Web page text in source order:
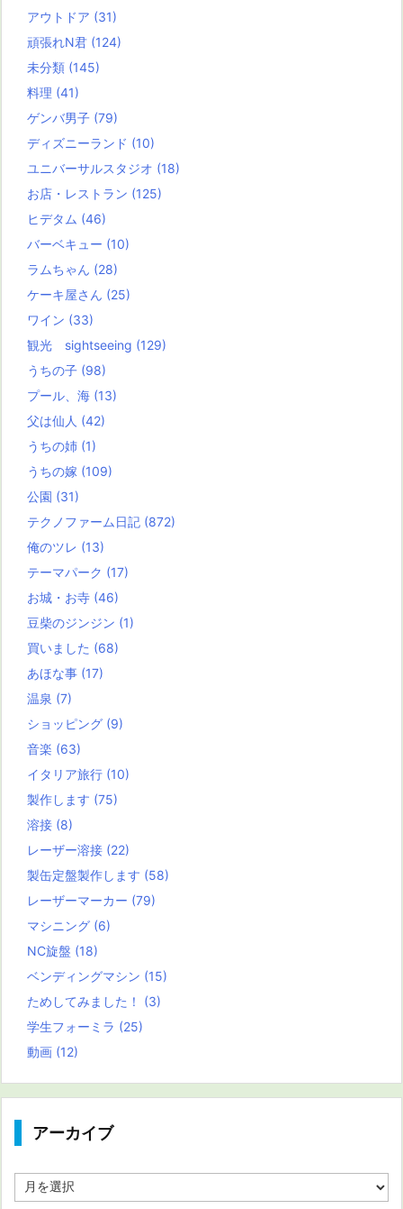
アウトドア (31)
頑張れN君 (124)
未分類 (145)
料理 (41)
ゲンバ男子 (79)
ディズニーランド (10)
ユニバーサルスタジオ (18)
お店・レストラン (125)
ヒデタム (46)
バーベキュー (10)
ラムちゃん (28)
ケーキ屋さん (25)
ワイン (33)
観光 sightseeing (129)
うちの子 (98)
プール、海 (13)
父は仙人 (42)
うちの姉 (1)
うちの嫁 (109)
公園 (31)
テクノファーム日記 (872)
俺のツレ (13)
テーマパーク (17)
お城・お寺 (46)
豆柴のジンジン (1)
買いました (68)
あほな事 (17)
温泉 (7)
ショッピング (9)
音楽 (63)
イタリア旅行 (10)
製作します (75)
溶接 (8)
レーザー溶接 (22)
製缶定盤製作します (58)
レーザーマーカー (79)
マシニング (6)
NC旋盤 (18)
ベンディングマシン (15)
ためしてみました！ (3)
学生フォーミラ (25)
動画 (12)
アーカイブ
ー